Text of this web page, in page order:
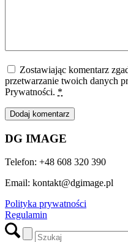
Zostawiając komentarz
przetwarzanie twoich danych
Prywatności. *
DG IMAGE
Telefon: +48 608 320 390
Email: kontakt@dgimage.pl
Polityka prywatności
Regulamin